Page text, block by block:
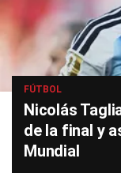
FÚTBOL
Nicolás
de la final y
Mundial